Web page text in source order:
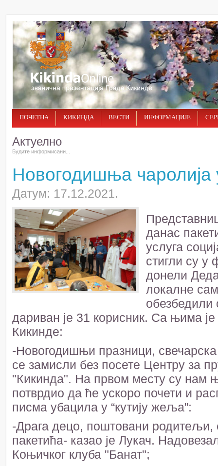
ПОЧЕТНА КИКИНДА ВЕСТИ ИНФОРМАЦИЈЕ
Актуелно
Будите информисани...
Новогодишња чаролија
Датум: 17.12.2021.
данас
услуга
стигли су у
донели
локалне
обезбедили
дариван је 31 корисник. Са њима
Кикинде:
-Новогодишњи празници,
се замисли без посете Центру за
"Кикинда". На првом месту су нам
потврдио да ће ускоро почети и
писма убацила у “кутију жеља”:
-Драга децо, поштовани родитељи,
пакетића- казао је Лукач.
Коњичког клуба "Банат";